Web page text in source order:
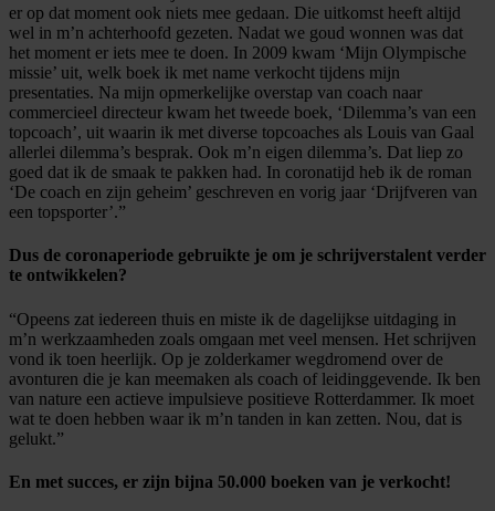
er op dat moment ook niets mee gedaan. Die uitkomst heeft altijd
wel in m’n achterhoofd gezeten. Nadat we goud wonnen was dat
het moment er iets mee te doen. In 2009 kwam ‘Mijn Olympische
missie’ uit, welk boek ik met name verkocht tijdens mijn
presentaties. Na mijn opmerkelijke overstap van coach naar
commercieel directeur kwam het tweede boek, ‘Dilemma’s van een
topcoach’, uit waarin ik met diverse topcoaches als Louis van Gaal
allerlei dilemma’s besprak. Ook m’n eigen dilemma’s. Dat liep zo
goed dat ik de smaak te pakken had. In coronatijd heb ik de roman
‘De coach en zijn geheim’ geschreven en vorig jaar ‘Drijfveren van
een topsporter’.”
Dus de coronaperiode gebruikte je om je schrijverstalent verder
te ontwikkelen?
“Opeens zat iedereen thuis en miste ik de dagelijkse uitdaging in
m’n werkzaamheden zoals omgaan met veel mensen. Het schrijven
vond ik toen heerlijk. Op je zolderkamer wegdromend over de
avonturen die je kan meemaken als coach of leidinggevende. Ik ben
van nature een actieve impulsieve positieve Rotterdammer. Ik moet
wat te doen hebben waar ik m’n tanden in kan zetten. Nou, dat is
gelukt.”
En met succes, er zijn bijna 50.000 boeken van je verkocht!